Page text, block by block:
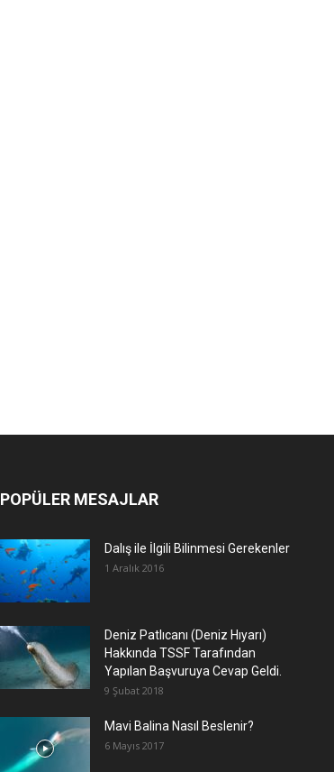
POPÜLER MESAJLAR
Dalış ile İlgili Bilinmesi Gerekenler
1 Aralık 2016
Deniz Patlıcanı (Deniz Hıyarı)
Hakkında TSSF Tarafından
Yapılan Başvuruya Cevap Geldi.
9 Şubat 2018
Mavi Balina Nasıl Beslenir?
6 Mayıs 2017